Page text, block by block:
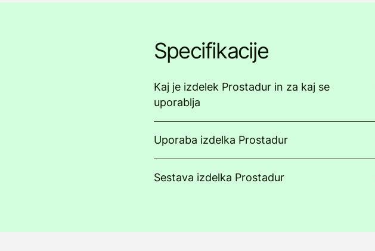
Specifikacije
Kaj je izdelek Prostadur in za kaj se
uporablja
Uporaba izdelka Prostadur
Sestava izdelka Prostadur